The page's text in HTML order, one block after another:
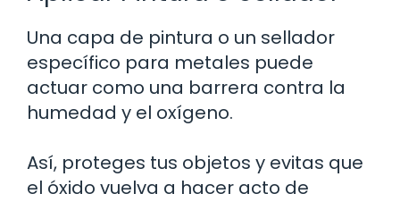
Una capa de pintura o un sellador
específico para metales puede
actuar como una barrera contra la
humedad y el oxígeno.
Así, proteges tus objetos y evitas que
el óxido vuelva a hacer acto de